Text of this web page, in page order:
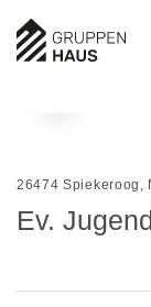
26474 Spiekeroog,
Ev.